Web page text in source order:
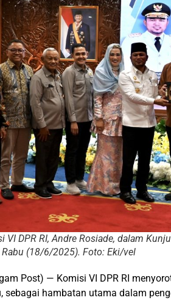
VI DPR RI, Andre Rosiade, dalam
(18/6/2025). Foto: Eki/vel
Post) — Komisi VI DPR RI
sebagai hambatan utama dalam